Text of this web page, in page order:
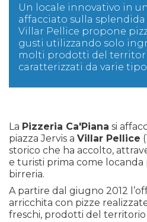
Un locale innovativo in
affacciato sulla splendida
Villar Pellice propone
gusti utilizzando solo
molti prodotti del
caratterizzati da varie
La Pizzeria Ca'Piana si
piazza Jervis a Villar Pellice
storico che ha accolto,
e turisti prima come locanda
birreria.
A partire dal giugno 2012
arricchita con pizze
freschi, prodotti del